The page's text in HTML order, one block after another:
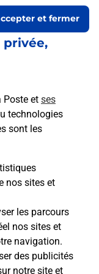
privée,
Poste et ses
technologies
sont les
nos sites et
les parcours
nos sites et
navigation.
des publicités
notre site et
et fermer
samedià 08h00